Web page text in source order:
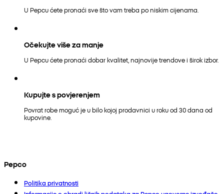
U Pepcu ćete pronaći sve što vam treba po niskim cijenama.
Očekujte više za manje
U Pepcu ćete pronaći dobar kvalitet, najnovije trendove i širok izbor.
Kupujte s povjerenjem
Povrat robe moguć je u bilo kojoj prodavnici u roku od 30 dana od
kupovine.
Pepco
Politika privatnosti